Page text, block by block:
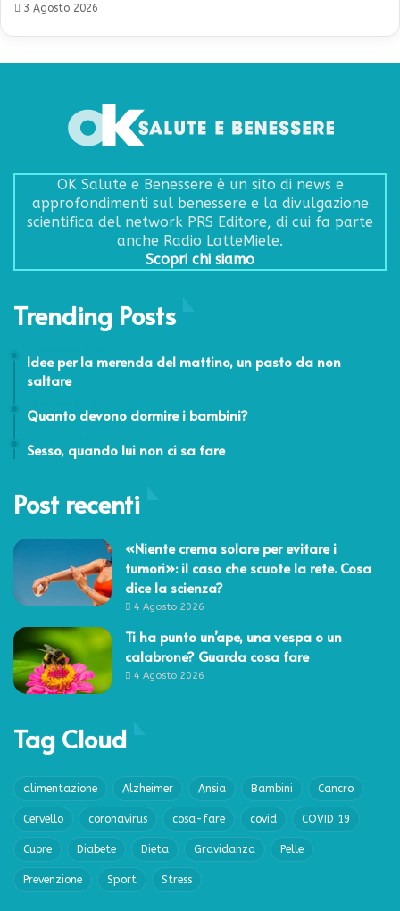
3 Agosto 2026
OK Salute e Benessere è un sito di news e
approfondimenti sul benessere e la divulgazione
scientifica del network PRS Editore, di cui fa parte
anche Radio LatteMiele.
Scopri chi siamo
Trending Posts
Idee per la merenda del mattino, un pasto da non
saltare
Quanto devono dormire i bambini?
Sesso, quando lui non ci sa fare
Post recenti
«Niente crema solare per evitare i
tumori»: il caso che scuote la rete. Cosa
dice la scienza?
4 Agosto 2026
Ti ha punto un’ape, una vespa o un
calabrone? Guarda cosa fare
4 Agosto 2026
Tag Cloud
alimentazione Alzheimer Ansia Bambini Cancro
Cervello coronavirus cosa-fare covid COVID 19
Cuore Diabete Dieta Gravidanza Pelle
Prevenzione Sport Stress